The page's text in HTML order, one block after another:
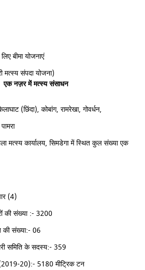
बीमा योजनाएं
मत्स्य संपदा योजना)
एक नज़र में मत्स्य संसाधन
(छिंदा), कोबांग, रामरेखा, गोवर्धन,
मत्स्य कार्यालय, सिमडेगा में स्थित कुल संख्या एक
(4)
की संख्या :- 3200
की संख्या:- 06
समिति के सदस्य:- 359
20):- 5180 मीट्रिक टन